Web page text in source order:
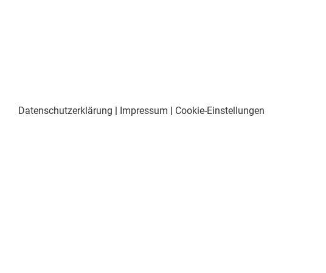
Datenschutzerklärung | Impressum | Cookie-Einstellungen